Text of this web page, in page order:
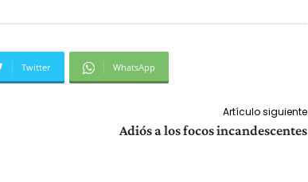
Twitter WhatsApp
Artículo siguiente
Adiós a los focos incandescentes